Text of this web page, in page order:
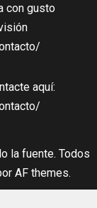
con gusto
aquí:
la fuente. Todos
AF themes.